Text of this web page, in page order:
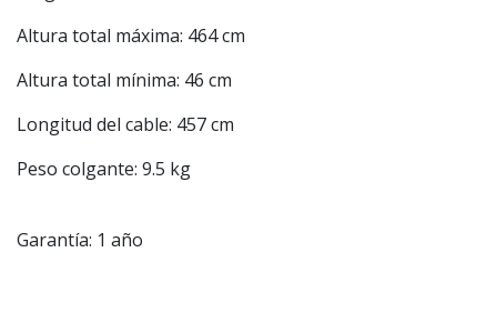
Altura total máxima: 464 cm
Altura total mínima: 46 cm
Longitud del cable: 457 cm
Peso colgante: 9.5 kg
Garantía: 1 año